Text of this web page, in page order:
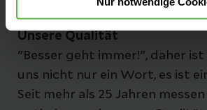
Unsere Qualität
"Besser geht immer!", daher
uns nicht nur ein Wort, es ist
Seit mehr als 25 Jahren messen